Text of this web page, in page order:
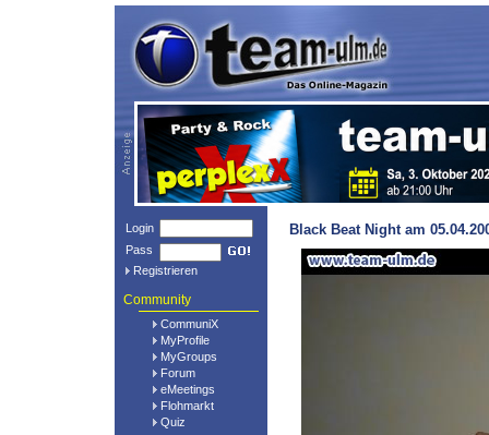
Login
Pass
Registrieren
Community
CommuniX
MyProfile
MyGroups
Forum
eMeetings
Flohmarkt
Quiz
Black Beat Night am